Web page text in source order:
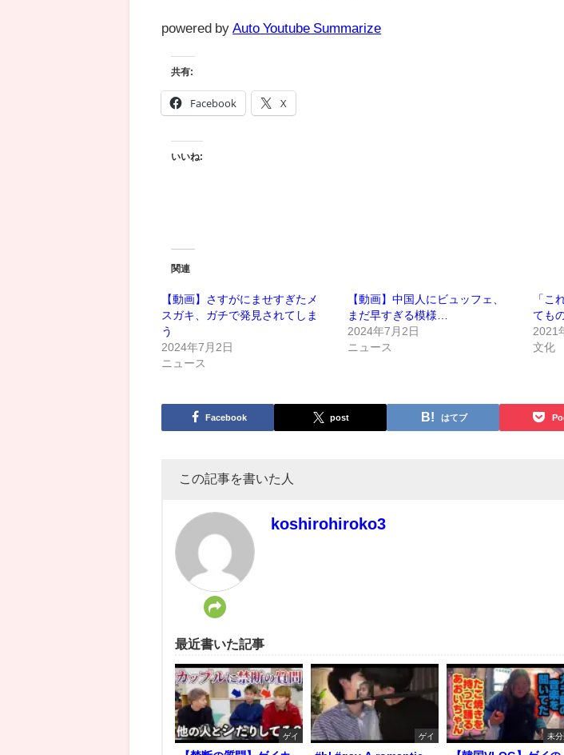
powered by Auto Youtube Summarize
共有:
Facebook X
いいね:
関連
【動画】さすがにませすぎたメ
スガキ、ガチで発見されてしま
う
2024年7月2日
ニュース
【動画】中国人にビュッフェ、
まだ早すぎる模様…
2024年7月2日
ニュース
「こ
ても
2021
文化
Facebook post はてブ
この記事を書いた人
koshirohiroko3
最近書いた記事
ゲイ ゲイ 未分